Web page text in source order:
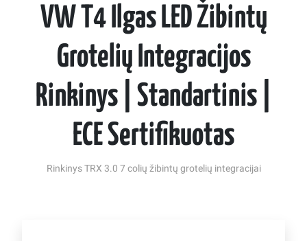
VW T4 Ilgas LED Žibintų
Grotelių Integracijos
Rinkinys | Standartinis |
ECE Sertifikuotas
Rinkinys TRX 3.0 7 colių žibintų grotelių integracijai